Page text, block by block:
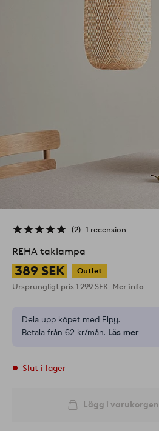
2 1 recension
REHA taklampa
389 SEK
Outlet
Ursprungligt pris 1 299 SEK Mer info
Dela upp köpet med Elpy.
Betala från 62 kr/mån. Läs mer
Slut i lager
Lägg i varukorgen